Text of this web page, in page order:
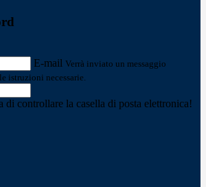
E-mail Verrà inviato un messaggio
istruzioni necessarie.
di controllare la casella di posta elettronica!